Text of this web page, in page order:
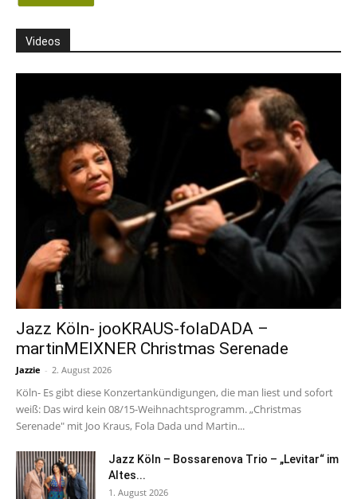
Videos
Jazz Köln- jooKRAUS-folaDADA –
martinMEIXNER Christmas Serenade
Jazzie - 2. August 2026
Köln- Es gibt diese Konzertankündigungen, die man liest und sofort
weiß: Das wird kein 08/15-Weihnachtsprogramm. „Christmas
Serenade" mit Joo Kraus, Fola Dada und Martin...
Jazz Köln – Bossarenova Trio – „Levitar“ im
Altes...
1. August 2026